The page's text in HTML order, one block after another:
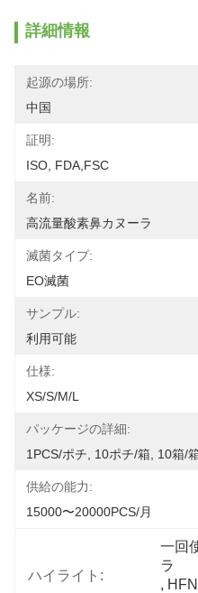
詳細情報
起源の場所:
中国
証明:
ISO, FDA,FSC
名前:
高流量酸素鼻カヌーラ
滅菌タイプ:
EO滅菌
サンプル:
利用可能
仕様:
XS/S/M/L
パッケージの詳細:
1PCS/ポチ, 10ポチ/箱, 10箱/
供給の能力:
15000〜20000PCS/月
ハイライト:
一回
ラ
,